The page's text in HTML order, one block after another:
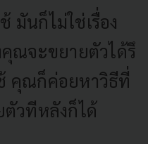
มันก็ไม่ใช่เรื่อง
ณจะขยายตัวได้รึ
คุณก็ค่อยหาวิธีที่
วทีหลังก็ได้